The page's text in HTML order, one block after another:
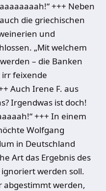
+++ Neben
die griechischen
und
„Mit welchem
– die Banken
irr feixende
Auch Irene F. aus
Irgendwas ist doch!
+++ In einem
Wolfgang
in Deutschland
Art das Ergebnis des
werden soll.
abgestimmt werden,